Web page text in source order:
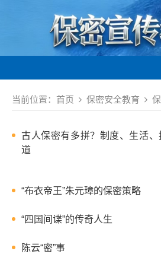
当前位置： 首页 保密安全教育
古人保密有多拼？制度、生活、
道
“布衣帝王”朱元璋的保密策略
“四国间谍”的传奇人生
陈云“密”事